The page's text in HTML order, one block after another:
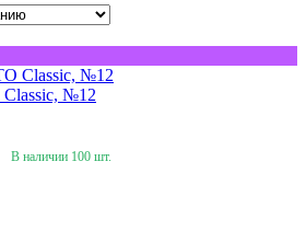
Classic, №12
В наличии 100 шт.